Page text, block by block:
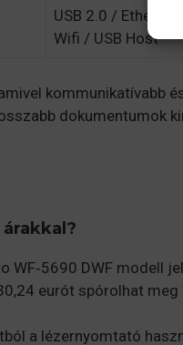
USB 2.0 / Ethernet /
Wifi / USB Host
kommunikatívabb
dokumentumok
WF‑5690 DWF modell
eurót spórolhat meg
a lézernyomtató